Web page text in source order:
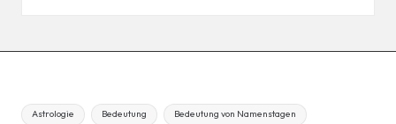
Astrologie Bedeutung Bedeutung von Namenstagen